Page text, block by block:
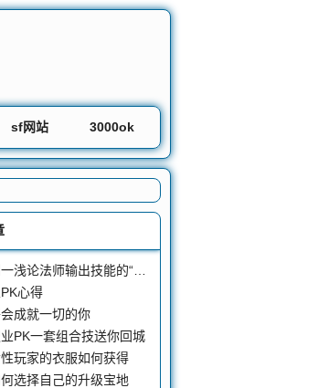
sf网站 3000ok
由多到一浅论法师输出技能的“削减”之路
心得
成就一切的你
PK一套组合技送你回城
玩家的衣服如何获得
选择自己的升级宝地